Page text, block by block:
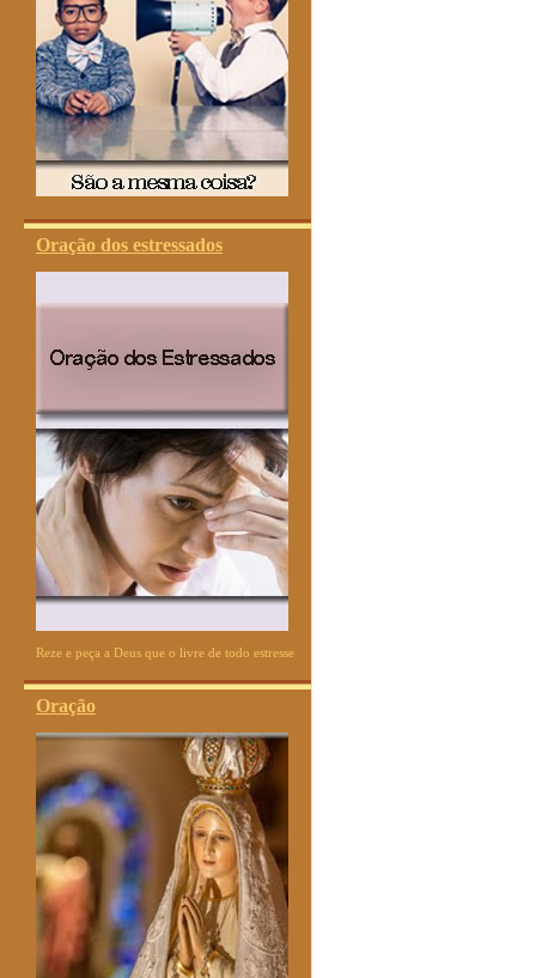
Oração dos estressados
Reze e peça a Deus que o livre de todo estresse
Oração